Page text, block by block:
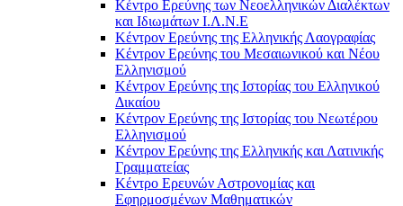
Κέντρο Ερεύνης των Νεοελληνικών Διαλέκτων
και Ιδιωμάτων Ι.Λ.Ν.Ε
Κέντρον Ερεύνης της Ελληνικής Λαογραφίας
Κέντρον Ερεύνης του Μεσαιωνικού και Νέου
Ελληνισμού
Κέντρον Ερεύνης της Ιστορίας του Ελληνικού
Δικαίου
Κέντρον Ερεύνης της Ιστορίας του Νεωτέρου
Ελληνισμού
Κέντρον Ερεύνης της Ελληνικής και Λατινικής
Γραμματείας
Κέντρο Ερευνών Αστρονομίας και
Εφηρμοσμένων Μαθηματικών